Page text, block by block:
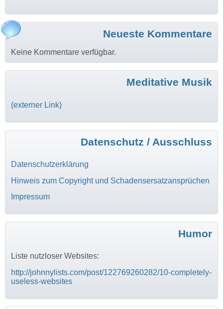
Neueste Kommentare
Keine Kommentare verfügbar.
Meditative Musik
(externer Link)
Datenschutz / Ausschluss
Datenschutzerklärung
Hinweis zum Copyright und Schadensersatzansprüchen
Impressum
Humor
Liste nutzloser Websites:
http://johnnylists.com/post/122769260282/10-completely-
useless-websites